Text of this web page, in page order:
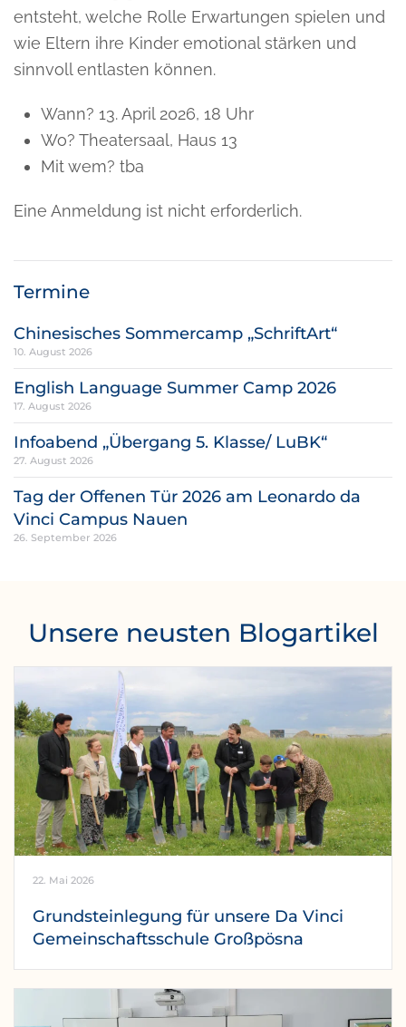
entsteht, welche Rolle Erwartungen spielen und
wie Eltern ihre Kinder emotional stärken und
sinnvoll entlasten können.
Wann? 13. April 2026, 18 Uhr
Wo? Theatersaal, Haus 13
Mit wem? tba
Eine Anmeldung ist nicht erforderlich.
Termine
Chinesisches Sommercamp „SchriftArt“
10. August 2026
English Language Summer Camp 2026
17. August 2026
Infoabend „Übergang 5. Klasse/ LuBK“
27. August 2026
Tag der Offenen Tür 2026 am Leonardo da
Vinci Campus Nauen
26. September 2026
Unsere neusten Blogartikel
22. Mai 2026
Grundsteinlegung für unsere Da Vinci
Gemeinschaftsschule Großpösna